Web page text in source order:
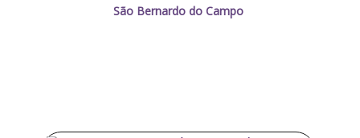
São Bernardo do Campo